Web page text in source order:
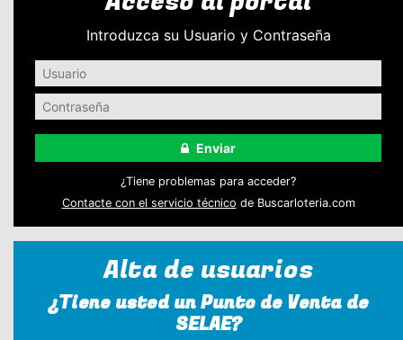
Introduzca su Usuario y Contraseña
Enviar
¿Tiene problemas para acceder?
Contacte con el servicio técnico de Buscarloteria.com
Alta de usuarios
¿Tiene usted un Punto de Venta de
SELAE?